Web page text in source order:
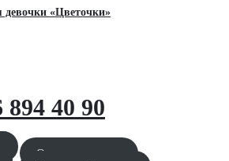
«Цветочки»
894 40 90
Оставить заявку